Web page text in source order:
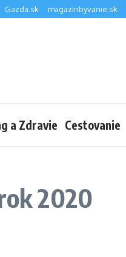
Gazda.sk magazinbyvanie.sk
a Zdravie Cestovanie
2020